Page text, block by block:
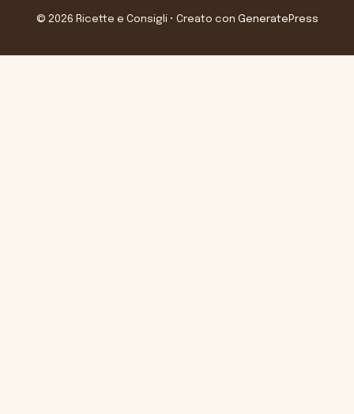
© 2026 Ricette e Consigli • Creato con GeneratePress